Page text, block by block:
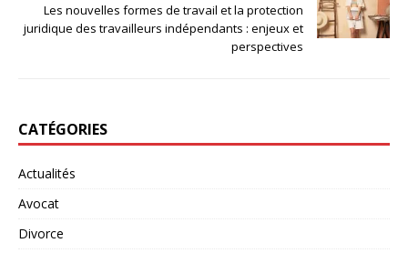
Les nouvelles formes de travail et la protection
juridique des travailleurs indépendants : enjeux et
perspectives
CATÉGORIES
Actualités
Avocat
Divorce